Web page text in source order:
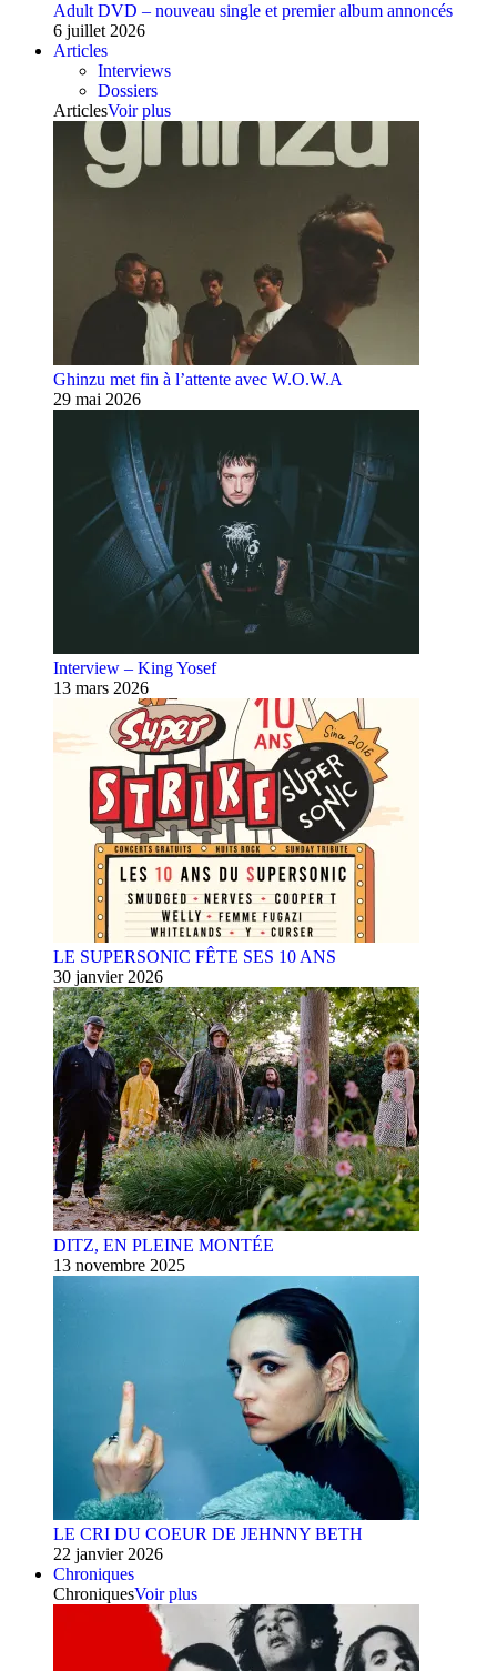
Adult DVD – nouveau single et premier album annoncés
6 juillet 2026
Articles
Interviews
Dossiers
ArticlesVoir plus
Ghinzu met fin à l’attente avec W.O.W.A
29 mai 2026
Interview – King Yosef
13 mars 2026
LE SUPERSONIC FÊTE SES 10 ANS
30 janvier 2026
DITZ, EN PLEINE MONTÉE
13 novembre 2025
LE CRI DU COEUR DE JEHNNY BETH
22 janvier 2026
Chroniques
ChroniquesVoir plus